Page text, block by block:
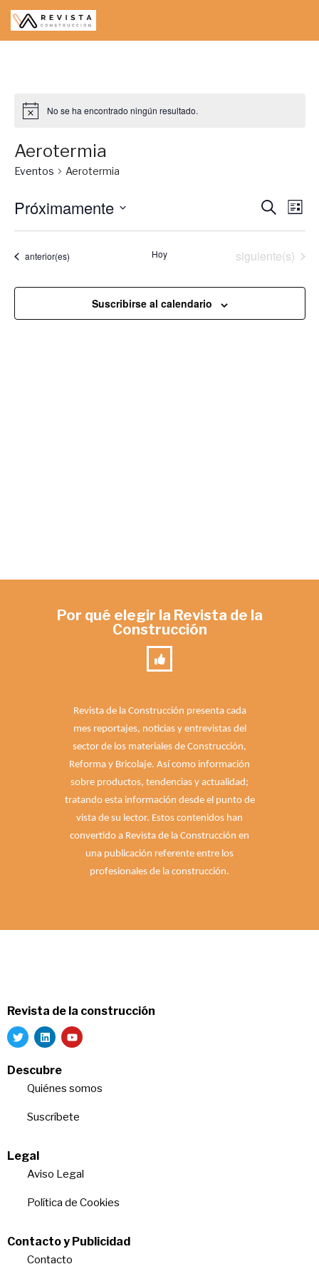
Saltar
No se ha encontrado ningún resultado.
Aerotermia
Eventos Aerotermia
de
y
vistas
Buscar
de
Lista
Próximamente
Eventos
anterior(es) Hoy Eventos
siguiente(s)
Suscribirse al calendario
Por qué elegir la Revista de la
Construcción
Revista de la Construcción presenta cada
mes reportajes, noticias y entrevistas del
sector de los materiales de Construcción,
Reforma y Bricolaje. Así como información
sobre productos, tendencias y actualidad;
tratando esta información desde el punto de
vista de su lector. Estos contenidos han
convertido a Revista de la Construcción en
una publicación referente entre los
profesionales de la construcción.
Revista de la construcción
Descubre
Quiénes somos
Suscríbete
Legal
Aviso Legal
Política de Cookies
Contacto y Publicidad
Contacto